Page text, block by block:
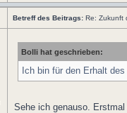
Betreff des Beitrags: Re: Zukunft
Bolli hat geschrieben:
Ich bin für den Erhalt
Sehe ich genauso.